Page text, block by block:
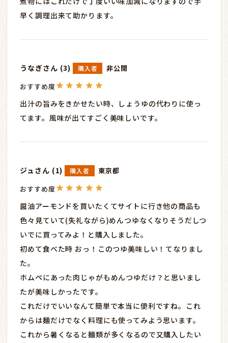
早く調理出来て助かります。
うなぎ 3 購入者 非公開
出汁の旨みをきかせたい時、しょうゆの代わりに使っ
てます。風味が出てすごく美味しいです。
ジュ 1 購入者 東京都
醤油アーモンドを買いたくてサイトに行き他の商品も
色々見ていて(失礼ながら)めんつゆなくなりそうだしつ
いでに買ってみよ！と購入しました。
初めて食べた時 おっ！このつゆ美味しい！てなりまし
た。
ホムペにあった肉じゃがもめんつゆだけ？と思いまし
たが美味しかったです。
これだけでいいなんて簡単で本当に便利ですね。これ
からは麺だけでなく料理にも使ってみよう思います。
これから暑くなると麺類が多くなるので又購入したい